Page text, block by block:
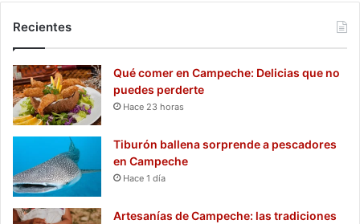
Recientes
Qué comer en Campeche: Delicias que no
puedes perderte
Hace 23 horas
Tiburón ballena sorprende a pescadores
en Campeche
Hace 1 día
Artesanías de Campeche: las tradiciones